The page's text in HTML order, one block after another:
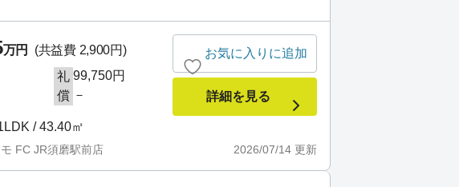
万円
(共益費 2,900円)
礼 99,750円
償 －
/ 43.40㎡
2026/07/14 更新
FC JR須磨駅前店
お気に入りに追加
詳細を見る